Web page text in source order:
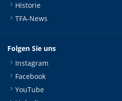
Historie
TFA-News
Folgen Sie uns
Instagram
Facebook
YouTube